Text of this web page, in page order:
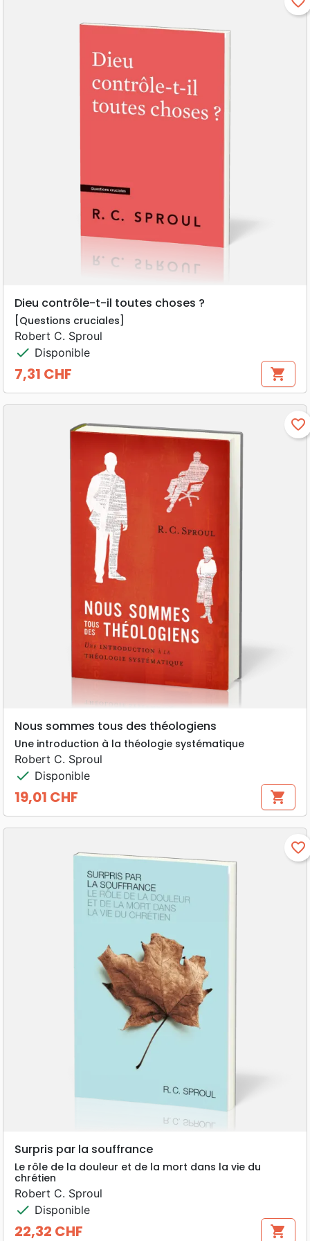
Dieu contrôle-t-il toutes choses ?
[Questions cruciales]
Robert C. Sproul
check Disponible
Prix
7,31 CHF shopping_cart
favorite_border
Nous sommes tous des théologiens
Une introduction à la théologie systématique
Robert C. Sproul
check Disponible
Prix
19,01 CHF shopping_cart
favorite_border
Surpris par la souffrance
Le rôle de la douleur et de la mort dans la vie du
chrétien
Robert C. Sproul
check Disponible
22,32 CHF shopping_cart